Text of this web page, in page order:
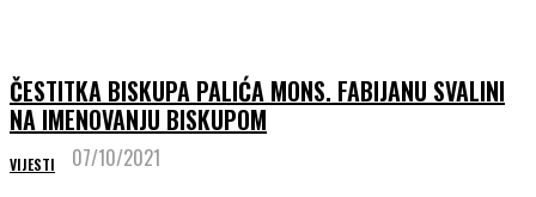
ČESTITKA BISKUPA PALIĆA MONS. FABIJANU SVALINI
NA IMENOVANJU BISKUPOM
VIJESTI 07/10/2021